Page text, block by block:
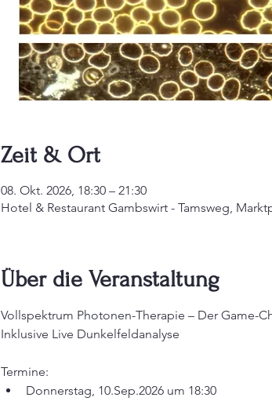
Zeit & Ort
08. Okt. 2026, 18:30 – 21:30
Hotel & Restaurant Gambswirt - Tamsweg,
Über die Veranstaltung
Vollspektrum Photonen-Therapie – Der Game-
Inklusive Live Dunkelfeldanalyse
Termine:
Donnerstag, 10.Sep.2026 um 18:30